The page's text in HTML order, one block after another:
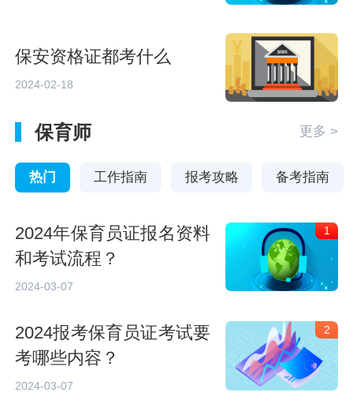
保安资格证都考什么
2024-02-18
保育师 更多 >
热门 工作指南 报考攻略 备考指南
2024年保育员证报名资料
和考试流程？
2024-03-07
1
2024报考保育员证考试要
考哪些内容？
2024-03-07
2